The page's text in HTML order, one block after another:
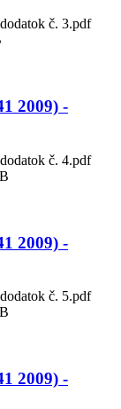
č. 3.pdf
2009) -
č. 4.pdf
2009) -
č. 5.pdf
2009) -